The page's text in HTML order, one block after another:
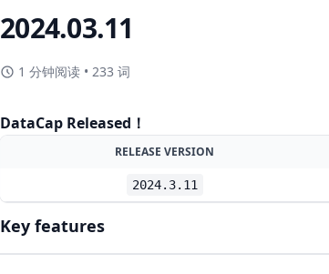
2024.03.11
1 分钟阅读 • 233 词
DataCap Released！
RELEASE VERSION
2024.3.11
Key features